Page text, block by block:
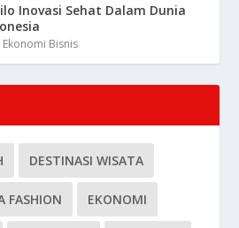
Inovasi Sehat Dalam Dunia
Ekonomi Bisnis
DESTINASI WISATA
FASHION EKONOMI